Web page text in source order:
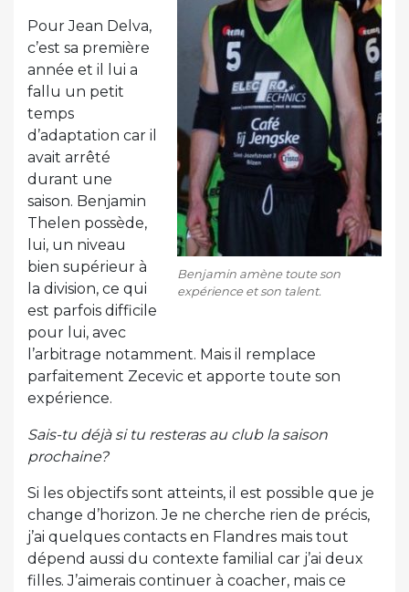
Benjamin amène toute son
expérience et son talent.
Pour Jean Delva,
c’est sa première
année et il lui a
fallu un petit
temps
d’adaptation car il
avait arrêté
durant une
saison. Benjamin
Thelen possède,
lui, un niveau
bien supérieur à
la division, ce qui
est parfois difficile
pour lui, avec
l’arbitrage notamment. Mais il remplace
parfaitement Zecevic et apporte toute son
expérience.
Sais-tu déjà si tu resteras au club la saison
prochaine?
Si les objectifs sont atteints, il est possible que je
change d’horizon. Je ne cherche rien de précis,
j’ai quelques contacts en Flandres mais tout
dépend aussi du contexte familial car j’ai deux
filles. J’aimerais continuer à coacher, mais ce